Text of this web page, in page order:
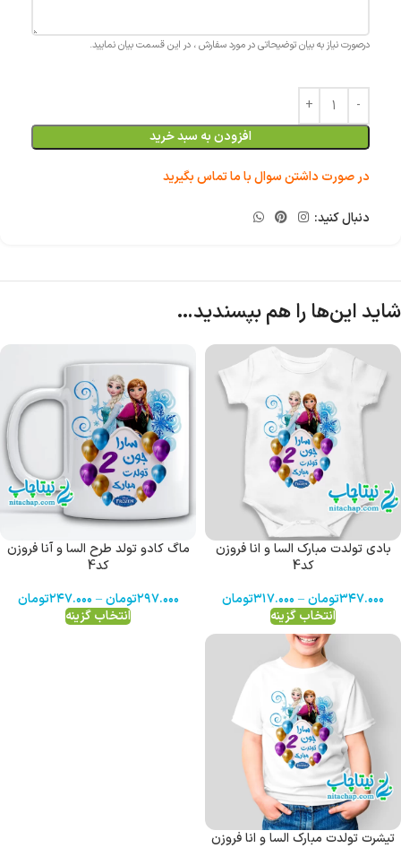
درصورت نیاز به بیان توضیحاتی در مورد سفارش ، در این قسمت بیان نمایید.
افزودن به سبد خرید
در صورت داشتن سوال با ما تماس بگیرید
دنبال کنید:
شاید این‌ها را هم بپسندید…
بادی تولدت مبارک السا و انا فروزن
کد4
۳۴۷.۰۰۰تومان–۳۱۷.۰۰۰تومان
انتخاب گزینه
ماگ کادو تولد طرح السا و آنا فروزن
کد4
۲۹۷.۰۰۰تومان – ۲۴۷.۰۰۰تومان
انتخاب گزینه
تیشرت تولدت مبارک السا و انا فروزن